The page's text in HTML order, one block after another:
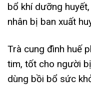
bổ khí dưỡng
nhân bị ban xuất
Trà cung đình huế
tim, tốt cho người
dùng bồi bổ sức